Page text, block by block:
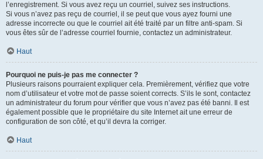
l’enregistrement. Si vous avez reçu un courriel, suivez ses instructions.
Si vous n’avez pas reçu de courriel, il se peut que vous ayez fourni une
adresse incorrecte ou que le courriel ait été traité par un filtre anti-spam. Si
vous êtes sûr de l’adresse courriel fournie, contactez un administrateur.
Haut
Pourquoi ne puis-je pas me connecter ?
Plusieurs raisons pourraient expliquer cela. Premièrement, vérifiez que votre
nom d’utilisateur et votre mot de passe soient corrects. S’ils le sont, contactez
un administrateur du forum pour vérifier que vous n’avez pas été banni. Il est
également possible que le propriétaire du site Internet ait une erreur de
configuration de son côté, et qu’il devra la corriger.
Haut